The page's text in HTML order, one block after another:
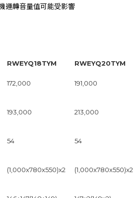
運轉音量值可能受影響
RWEYQ18TYM RWEYQ20TYM
172,000 191,000
193,000 213,000
54 54
(1,000x780x550)x2 (1,000x780x550)x2